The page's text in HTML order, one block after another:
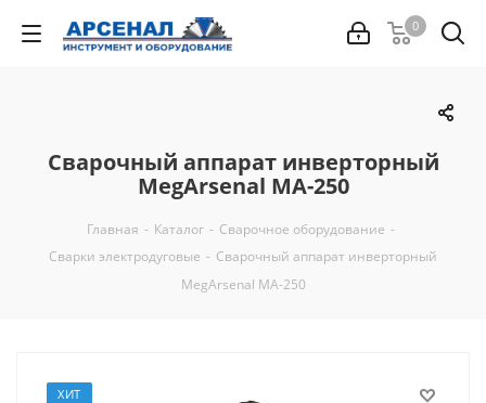
0
Сварочный аппарат инверторный
MegArsenal МА-250
Главная - Каталог - Сварочное оборудование -
Сварки электродуговые - Сварочный аппарат инверторный
MegArsenal МА-250
ХИТ